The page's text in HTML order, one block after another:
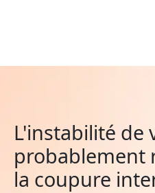
L'instabilité de
probablement
la coupure